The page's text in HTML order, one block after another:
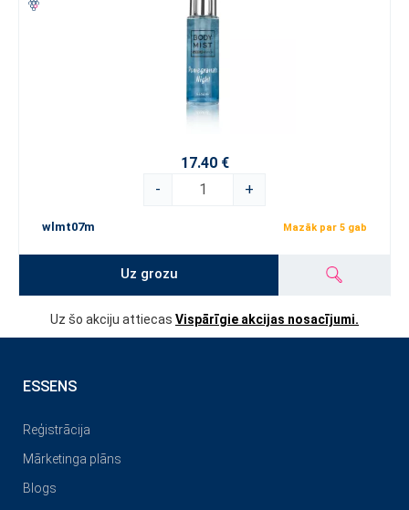
17.40 €
-
+
wlmt07m Mazāk par 5 gab
Uz grozu
Uz šo akciju attiecas Vispārīgie akcijas nosacījumi.
ESSENS
Reģistrācija
Mārketinga plāns
Blogs